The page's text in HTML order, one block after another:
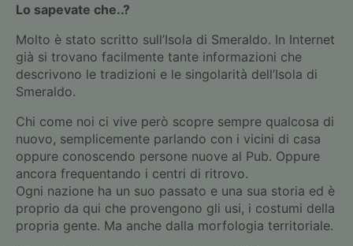
Lo sapevate che..?
Molto è stato scritto sull’Isola di Smeraldo. In Internet
già si trovano facilmente tante informazioni che
descrivono le tradizioni e le singolarità dell’Isola di
Smeraldo.
Chi come noi ci vive però scopre sempre qualcosa di
nuovo, semplicemente parlando con i vicini di casa
oppure conoscendo persone nuove al Pub. Oppure
ancora frequentando i centri di ritrovo.
Ogni nazione ha un suo passato e una sua storia ed è
proprio da qui che provengono gli usi, i costumi della
propria gente. Ma anche dalla morfologia territoriale.